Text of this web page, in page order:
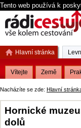
Tento web používá k
Nacházíte se zde: Hlavní
Hornické
dolů
Hlavní stránka
Vítejte Země